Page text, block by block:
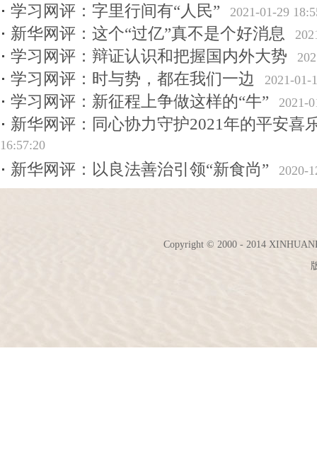
学习网评：字里行间有“人民”
2021-01-29
新华网评：这个“过亿”真不是个好消息
学习网评：辩证认识和把握国内外大势
学习网评：时与势，都在我们一边 2021-01-
学习网评：新征程上争做这样的“牛” 2021-
新华网评：同心协力守护2021年的平安喜
16:57:20
新华网评：以良法善治引领“新食尚”
2020-
Copyright © 2000 - 2014